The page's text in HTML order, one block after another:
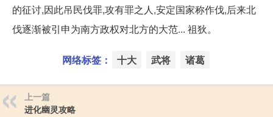
的征讨,因此吊民伐罪,攻有罪之人,安定国家称作伐,后来北
伐逐渐被引申为南方政权对北方的大范... 祖狄。
网络标签： 十大 武将 诸葛
上一篇
进化幽灵攻略